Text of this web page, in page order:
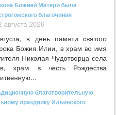
Божией Матери была
благочиния
августа 2026
в день памяти святого
Божия Илии, в храм во имя
Николая Чудотворца села
храм в честь Рождества
благотворительную
празднику Ильинского